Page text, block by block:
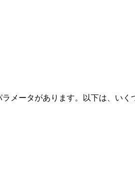
メータがあります。以下は、いく